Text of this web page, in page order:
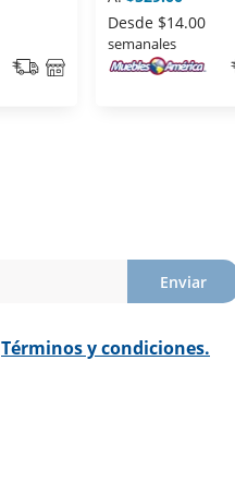
Desde $14.00
semanales
Enviar
Términos y condiciones.